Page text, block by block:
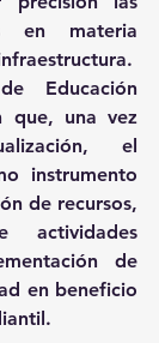
en materia
Educación
que, una vez
el
instrumento
de recursos,
actividades
de
en beneficio